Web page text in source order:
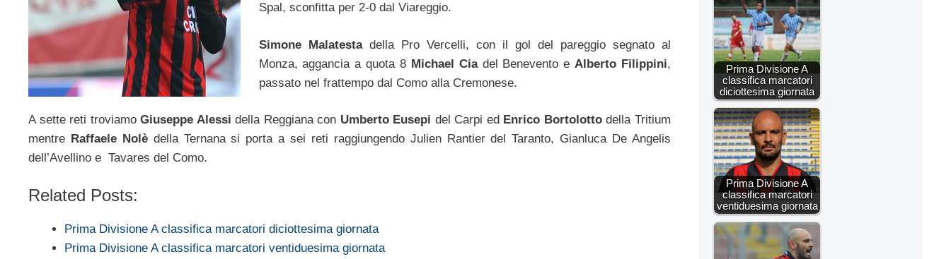
Spal, sconfitta per 2-0 dal Viareggio.
Simone Malatestadella Pro Vercelli, con il gol del pareggio segnato al
Monza, aggancia a quota 8 Michael Ciadel Benevento e Alberto Filippini,
passato nel frattempo dal Como alla Cremonese.
A sette reti troviamoGiuseppe Alessi della Reggiana con Umberto Eusepi del Carpi ed Enrico Bortolottodella Tritium
mentre Raffaele Nolèdella Ternana si porta a sei reti raggiungendo Julien Rantier del Taranto, Gianluca De Angelis
dell’Avellino e Tavares del Como.
Related Posts:
Prima Divisione A classifica marcatori diciottesima giornata
Prima Divisione A classifica marcatori ventiduesima giornata
Prima Divisione A
classifica marcatori
diciottesima giornata
Prima Divisione A
classifica marcatori
ventiduesima giornata